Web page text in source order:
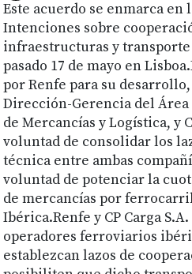
Este acuerdo se enmarca en
Intenciones sobre
infraestructuras y
pasado 17 de mayo en
por Renfe para su desarrollo,
Dirección-Gerencia del Área
de Mercancías y Logística, y
voluntad de consolidar los
técnica entre ambas
voluntad de potenciar la
de mercancías por
Ibérica.Renfe y CP Carga
operadores ferroviarios
establezcan lazos de